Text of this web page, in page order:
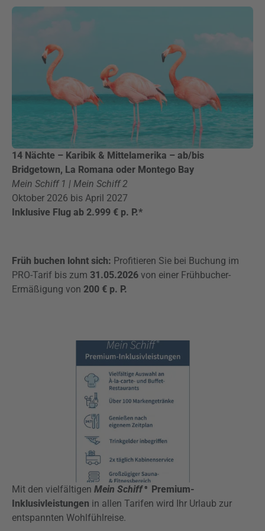
14 Nächte – Karibik & Mittelamerika – ab/bis
Bridgetown, La Romana oder Montego Bay
Mein Schiff 1 | Mein Schiff 2
Oktober 2026 bis April 2027
Inklusive Flug ab 2.999 € p. P.*
Früh buchen lohnt sich: Profitieren Sie bei Buchung im
PRO-Tarif bis zum 31.05.2026 von einer Frühbucher-
Ermäßigung von 200 € p. P.
Mit den vielfältigen Mein Schiff ® Premium-
Inklusivleistungen in allen Tarifen wird Ihr Urlaub zur
entspannten Wohlfühlreise.